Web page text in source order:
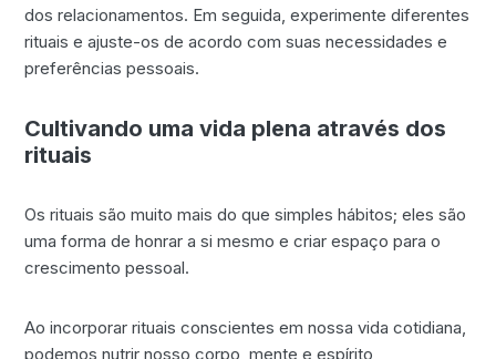
dos relacionamentos. Em seguida, experimente diferentes
rituais e ajuste-os de acordo com suas necessidades e
preferências pessoais.
Cultivando uma vida plena através dos
rituais
Os rituais são muito mais do que simples hábitos; eles são
uma forma de honrar a si mesmo e criar espaço para o
crescimento pessoal.
Ao incorporar rituais conscientes em nossa vida cotidiana,
podemos nutrir nosso corpo, mente e espírito,